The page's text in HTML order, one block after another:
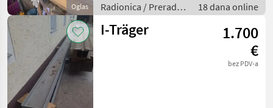
Oglas
Radionica / Prerada
metala
18 dana online
I-Träger
1.700
€
bez PDV-a